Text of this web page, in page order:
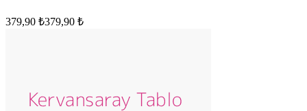
379,90 ₺379,90 ₺